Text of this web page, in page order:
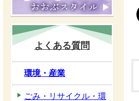
よくある質問
環境・産業
ごみ・リサイクル・環